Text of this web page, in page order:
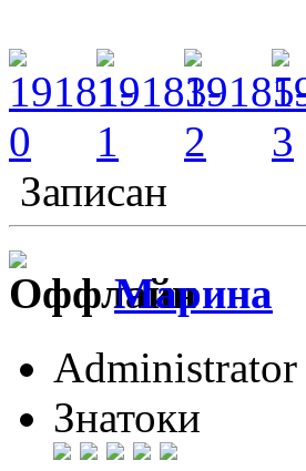
Записан
Марина
Administrator
Знатоки